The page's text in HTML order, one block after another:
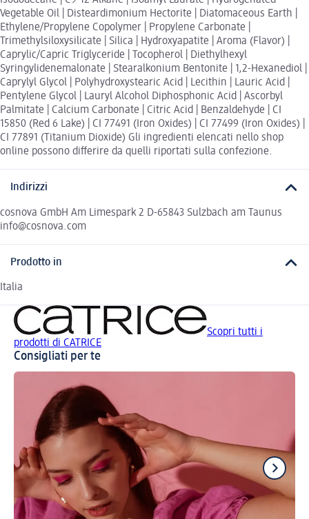
Vegetable Oil | Disteardimonium Hectorite | Diatomaceous Earth |
Ethylene/Propylene Copolymer | Propylene Carbonate |
Trimethylsiloxysilicate | Silica | Hydroxyapatite | Aroma (Flavor) |
Caprylic/Capric Triglyceride | Tocopherol | Diethylhexyl
Syringylidenemalonate | Stearalkonium Bentonite | 1,2-Hexanediol |
Caprylyl Glycol | Polyhydroxystearic Acid | Lecithin | Lauric Acid |
Pentylene Glycol | Lauryl Alcohol Diphosphonic Acid | Ascorbyl
Palmitate | Calcium Carbonate | Citric Acid | Benzaldehyde | CI
15850 (Red 6 Lake) | CI 77491 (Iron Oxides) | CI 77499 (Iron Oxides) |
CI 77891 (Titanium Dioxide) Gli ingredienti elencati nello shop
online possono differire da quelli riportati sulla confezione.
Indirizzi
cosnova GmbH Am Limespark 2 D-65843 Sulzbach am Taunus
info@cosnova.com
Prodotto in
Italia
Scopri tutti i
prodotti di CATRICE
Consigliati per te